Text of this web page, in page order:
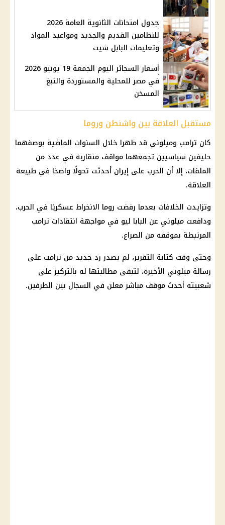
جدول امتحانات الثانوية العامة 2026
للنظامين القديم والجديد ومواعيد المواد
وتعليمات البابل شيت
أسعار السجائر اليوم الجمعة 19 يونيو 2026
في مصر للمحلية والمستوردة والتبغ
المسخن
مستقبل العلاقة بين واشنطن وروما
كان ترامب وميلوني قد ظهرا خلال السنوات الماضية بوصفهما
حليفين سياسيين تجمعهما مواقف متقاربة في عدد من
الملفات، إلا أن الحرب على إيران أحدثت تحولًا واضحًا في طبيعة
العلاقة.
وتزايدت الخلافات بعدما رفضت روما الانخراط عسكريًا في الحرب،
ودافعت ميلوني عن البابا ليو في مواجهة انتقادات ترامب
المرتبطة بموقفه من الصراع.
وحتى وقت كتابة التقرير، لم يصدر رد جديد من ترامب على
رسالة ميلوني الأخيرة، لتبقى مطالبتها له بالتركيز على
شعبيته أحدث موقف مباشر معلن في السجال بين الطرفين.